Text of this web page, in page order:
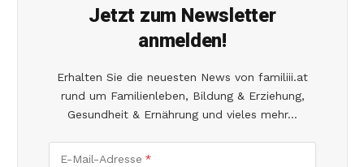
Jetzt zum Newsletter
anmelden!
Erhalten Sie die neuesten News von familiii.at
rund um Familienleben, Bildung & Erziehung,
Gesundheit & Ernährung und vieles mehr...
E-Mail-Adresse